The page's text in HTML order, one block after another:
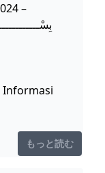
–
Informasi
もっと読む